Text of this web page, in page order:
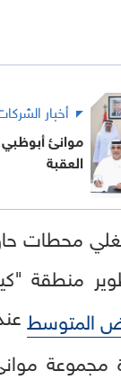
أخبار
موانئ أبوظبي
العقبة
محطات
منطقة
المتوسط
موانئ